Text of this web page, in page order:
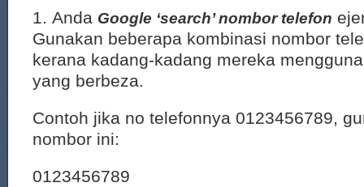
1. Anda Google ‘search’ nombor telefon
Gunakan beberapa kombinasi nombor
kerana kadang-kadang mereka
yang berbeza.
Contoh jika no telefonnya 0123456789,
nombor ini:
0123456789